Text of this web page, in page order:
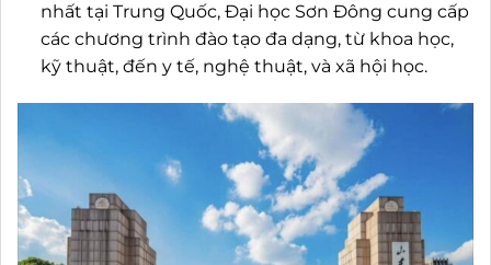
nhất tại Trung Quốc, Đại học Sơn Đông cung cấp
các chương trình đào tạo đa dạng, từ khoa học,
kỹ thuật, đến y tế, nghệ thuật, và xã hội học.